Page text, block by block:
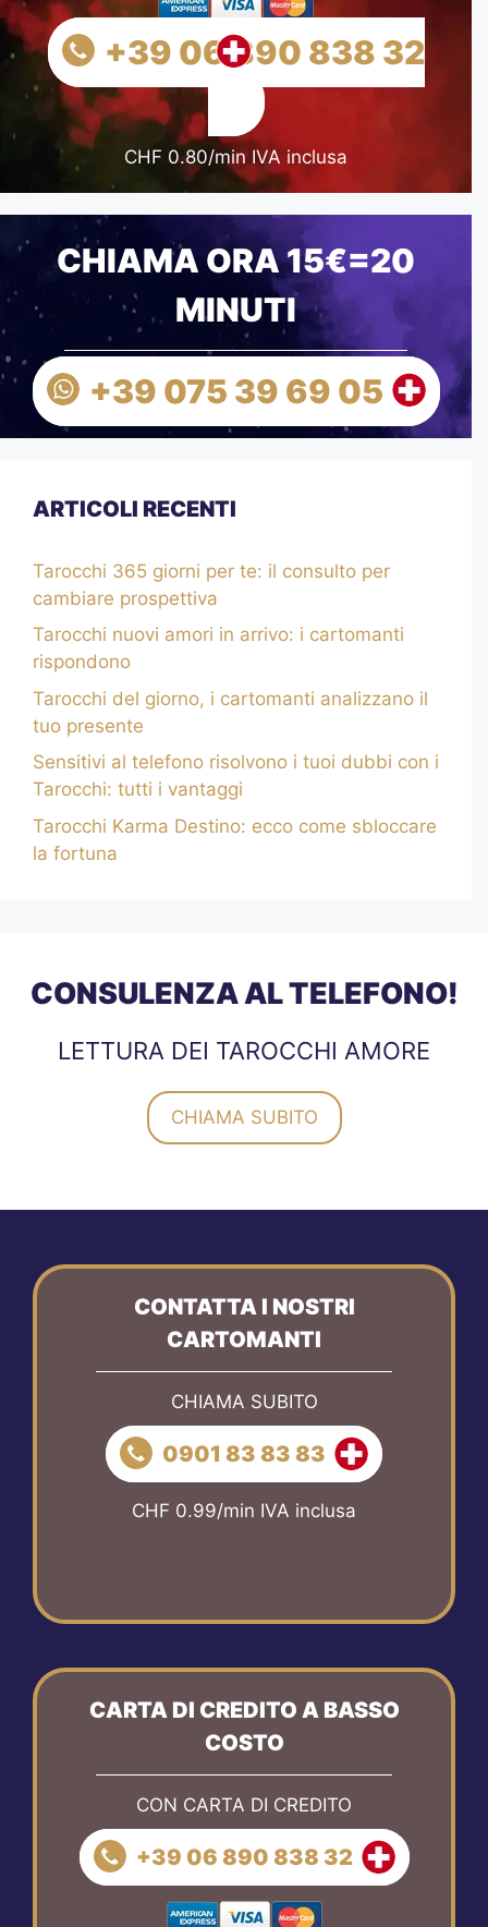
+39 06 890 838 32
CHF 0.80/min IVA inclusa
CHIAMA ORA 15€=20
MINUTI
+39 075 39 69 05
ARTICOLI RECENTI
Tarocchi 365 giorni per te: il consulto per
cambiare prospettiva
Tarocchi nuovi amori in arrivo: i cartomanti
rispondono
Tarocchi del giorno, i cartomanti analizzano il
tuo presente
Sensitivi al telefono risolvono i tuoi dubbi con i
Tarocchi: tutti i vantaggi
Tarocchi Karma Destino: ecco come sbloccare
la fortuna
CONSULENZA AL TELEFONO!
LETTURA DEI TAROCCHI AMORE
CHIAMA SUBITO
CONTATTA I NOSTRI
CARTOMANTI
CHIAMA SUBITO
0901 83 83 83
CHF 0.99/min IVA inclusa
CARTA DI CREDITO A BASSO
COSTO
CON CARTA DI CREDITO
+39 06 890 838 32